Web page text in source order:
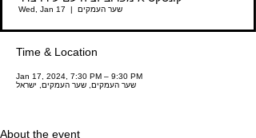
Wed, Jan 17
  |
שער העמקים
Time & Location
Jan 17, 2024, 7:30 PM – 9:30 PM
שער העמקים, שער העמקים, ישראל
About the event